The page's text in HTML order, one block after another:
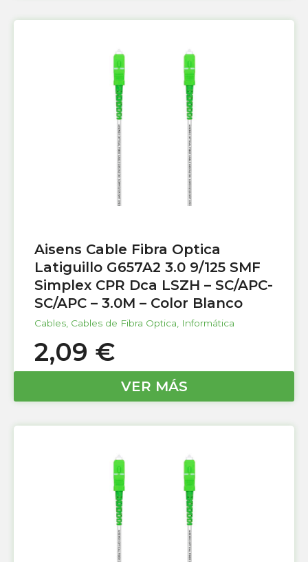
Aisens Cable Fibra Optica
Latiguillo G657A2 3.0 9/125 SMF
Simplex CPR Dca LSZH – SC/APC-
SC/APC – 3.0M – Color Blanco
Cables Cables de Fibra Optica Informática
2,09 €
VER MÁS